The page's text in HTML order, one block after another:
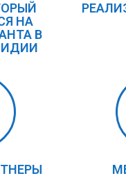
НА
В